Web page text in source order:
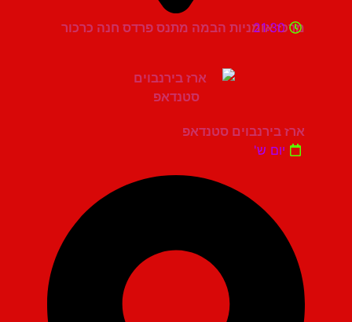
מרכז אומניות הבמה מתנס פרדס חנה כרכור
21:30
ארז בירנבוים סטנדאפ
יום ש'